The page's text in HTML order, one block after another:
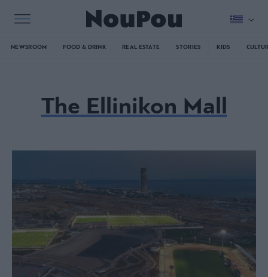
NEWSROOM FOOD & DRINK REAL ESTATE STORIES KIDS
The Ellinikon Mall